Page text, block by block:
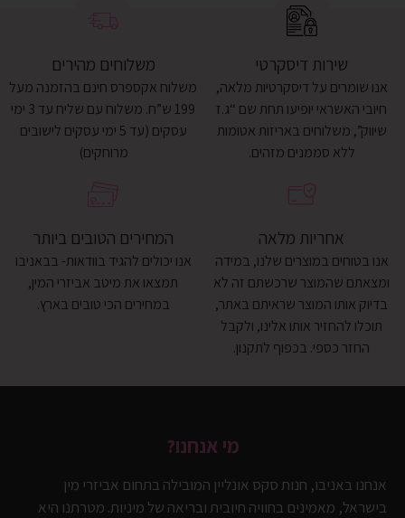
שירות דיסקרטי
אנו שומרים על דיסקרטיות מלאה,
חיובי האשראי יופיעו תחת שם “ג.ז
שיווק”, משלוחים באריזות אטומות
ללא סממנים מזהים.
משלוחים מהירים
משלוח אקספרס חינם בהזמנה מעל
199 ש”ח. משלוח עם שליח עד 3 ימי
עסקים (עד 5 ימי עסקים לישובים
מרוחקים)
אחריות מלאה
אנו בטוחים במוצרים שלנו, במידה
ומצאתם שהמוצר שרכשתם זה לא
בדיוק אותו המוצר שראיתם באתר,
תוכלו להחזיר אותו אלינו, ולקבל
החזר כספי. בכפוף לתקנון.
המחירים הטובים ביותר
אנו יכולים להגיד בוודאות- בבאניבו
תמצאו את מיטב אביזרי המין,
במחירים הכי טובים בארץ.
מי אנחנו?
אנחנו באניבו, חנות סקס אונליין המובילה בתחום אביזרי מין
בישראל, מאמינים בחוויה חיובית ובריאה של מיניות. מטרתנו היא